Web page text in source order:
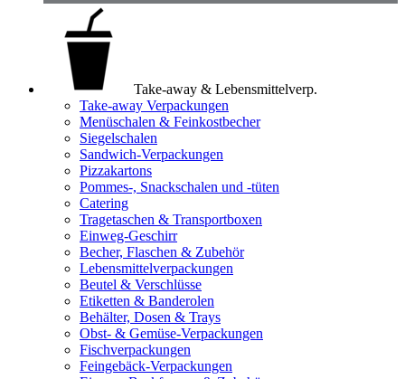
Take-away & Lebensmittelverp.
Take-away Verpackungen
Menüschalen & Feinkostbecher
Siegelschalen
Sandwich-Verpackungen
Pizzakartons
Pommes-, Snackschalen und -tüten
Catering
Tragetaschen & Transportboxen
Einweg-Geschirr
Becher, Flaschen & Zubehör
Lebensmittelverpackungen
Beutel & Verschlüsse
Etiketten & Banderolen
Behälter, Dosen & Trays
Obst- & Gemüse-Verpackungen
Fischverpackungen
Feingebäck-Verpackungen